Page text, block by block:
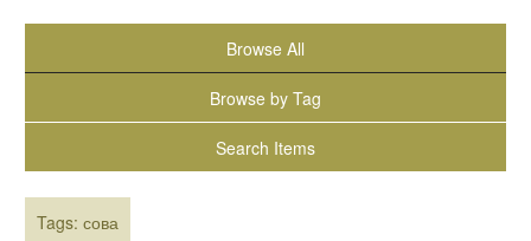
Browse All
Browse by Tag
Search Items
Tags: сова